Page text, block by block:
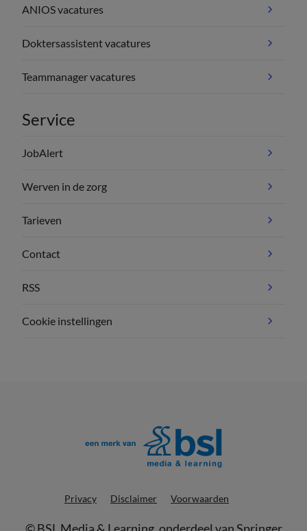
ANIOS vacatures
Doktersassistent vacatures
Teammanager vacatures
Service
JobAlert
Werven in de zorg
Tarieven
Contact
RSS
Cookie instellingen
Privacy Disclaimer Voorwaarden